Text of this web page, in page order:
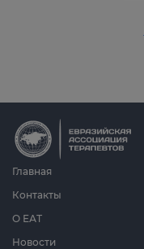
Главная
О ЕАТ
Новости
Контакты